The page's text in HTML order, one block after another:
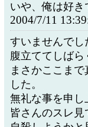
いや、俺は好き
2004/7/11
すいませんでし
腹立ててしば
まさかここま
した。
無礼な事を申し
皆さんのスレ見